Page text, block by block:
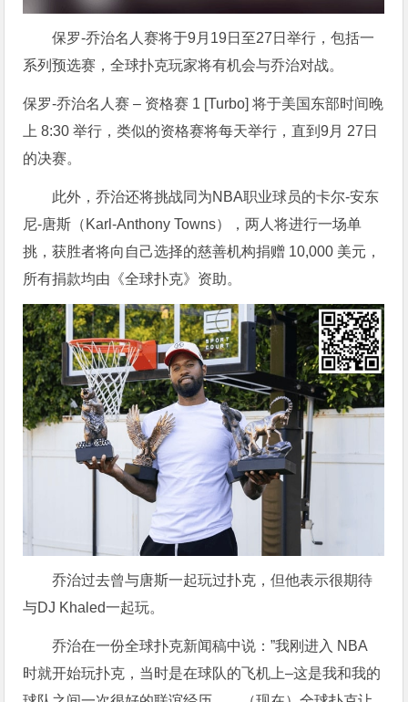
保罗-乔治名人赛将于9月19日至27日举行，包括一
系列预选赛，全球扑克玩家将有机会与乔治对战。
保罗-乔治名人赛 – 资格赛 1 [Turbo] 将于美国东部时间晚
上 8:30 举行，类似的资格赛将每天举行，直到9月 27日
的决赛。
此外，乔治还将挑战同为NBA职业球员的卡尔-安东
尼-唐斯（Karl-Anthony Towns），两人将进行一场单
挑，获胜者将向自己选择的慈善机构捐赠 10,000 美元，
所有捐款均由《全球扑克》资助。
乔治过去曾与唐斯一起玩过扑克，但他表示很期待
与DJ Khaled一起玩。
乔治在一份全球扑克新闻稿中说：”我刚进入 NBA
时就开始玩扑克，当时是在球队的飞机上–这是我和我的